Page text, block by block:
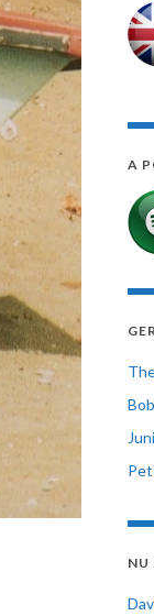
A
NU